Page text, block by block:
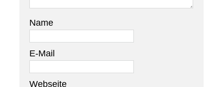
Name
E-Mail
Webseite